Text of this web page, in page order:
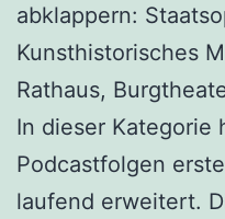
abklappern:
Kunsthistorisches
Rathaus,
In dieser Kategorie
Podcastfolgen
laufend erweitert.